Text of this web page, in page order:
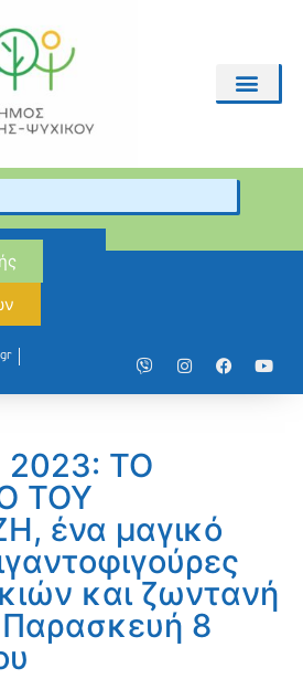
2023: ΤΟ
ΤΟΥ
ένα μαγικό
και ζωντανή
Παρασκευή 8